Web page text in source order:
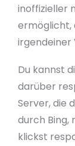
inoffizieller
ermöglicht,
irgendeiner
Du kannst
darüber
Server, die
durch Bing,
klickst